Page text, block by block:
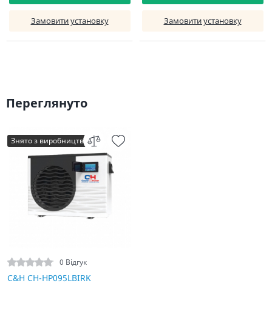
Замовити установку Замовити установку
Переглянуто
Знято з виробництва
0 Відгук
C&H CH-HP095LBIRK